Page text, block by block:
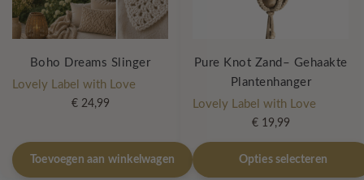
Boho Dreams Slinger
Lovely Label with Love
€24,99
Toevoegen aan winkelwagen
Pure Knot Zand– Gehaakte
Plantenhanger
Lovely Label with Love
€19,99
Opties selecteren
Dit
product